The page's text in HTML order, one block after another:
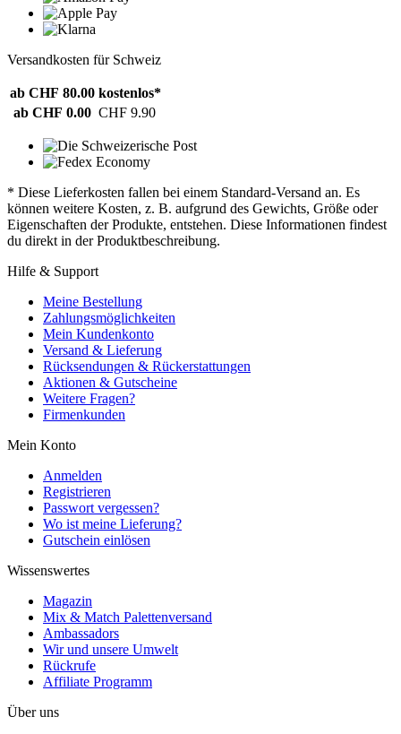
Versandkosten für Schweiz
ab CHF 80.00 kostenlos*
ab CHF 0.00 CHF 9.90
* Diese Lieferkosten fallen bei einem Standard-Versand an. Es
können weitere Kosten, z. B. aufgrund des Gewichts, Größe oder
Eigenschaften der Produkte, entstehen. Diese Informationen findest
du direkt in der Produktbeschreibung.
Hilfe & Support
Meine Bestellung
Zahlungsmöglichkeiten
Mein Kundenkonto
Versand & Lieferung
Rücksendungen & Rückerstattungen
Aktionen & Gutscheine
Weitere Fragen?
Firmenkunden
Mein Konto
Anmelden
Registrieren
Passwort vergessen?
Wo ist meine Lieferung?
Gutschein einlösen
Wissenswertes
Magazin
Mix & Match Palettenversand
Ambassadors
Wir und unsere Umwelt
Rückrufe
Affiliate Programm
Über uns